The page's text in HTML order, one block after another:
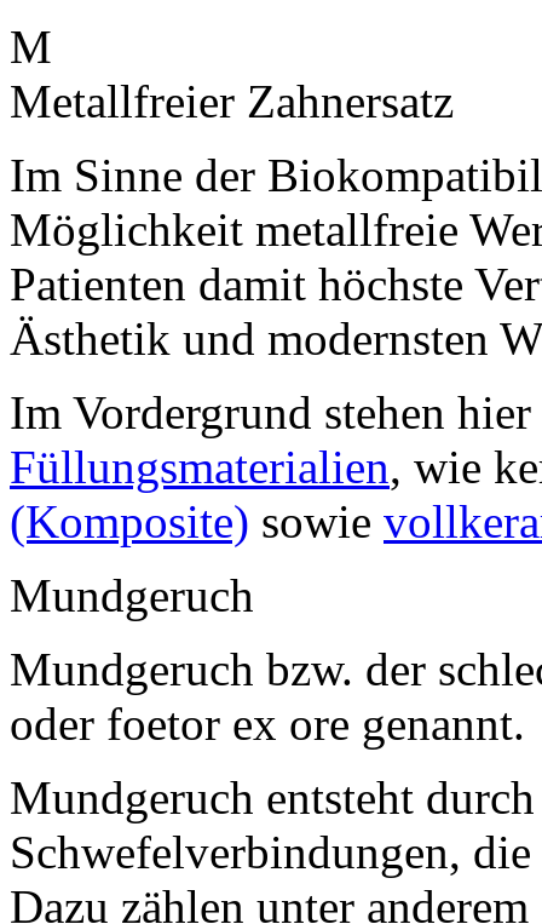
M
Metallfreier Zahnersatz
Im Sinne der
Möglichkeit metallfreie
Patienten damit höchste
Ästhetik und modernsten
Im Vordergrund stehen hier
Füllungsmaterialien, wie
(Komposite) sowie
Mundgeruch
Mundgeruch bzw. der
oder foetor ex ore genannt.
Mundgeruch entsteht
Schwefelverbindungen,
Dazu zählen unter